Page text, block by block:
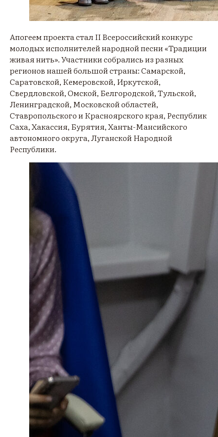
Апогеем проекта стал II Всероссийский конкурс
молодых исполнителей народной песни «Традиции
живая нить». Участники собрались из разных
регионов нашей большой страны: Самарской,
Саратовской, Кемеровской, Иркутской,
Свердловской, Омской, Белгородской, Тульской,
Ленинградской, Московской областей,
Ставропольского и Красноярского края, Республик
Саха, Хакассия, Бурятия, Ханты-Мансийского
автономного округа, Луганской Народной
Республики.